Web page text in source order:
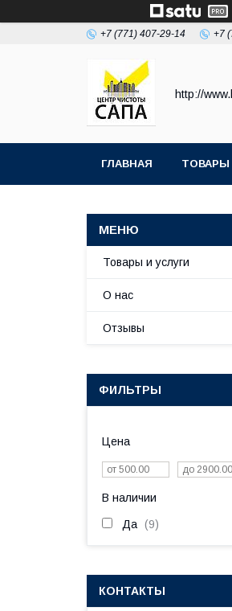
+7 (771) 407-29-14 +7
http://
ГЛАВНАЯ ТОВАРЫ
Товары и услуги
О нас
Отзывы
ФИЛЬТРЫ
Цена
В наличии
Да 9
КОНТАКТЫ